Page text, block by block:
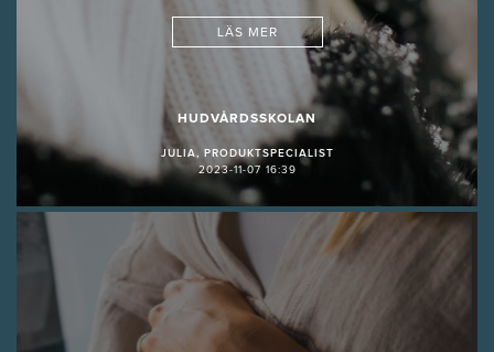
LÄS MER
HUDVÅRDSSKOLAN
JULIA, PRODUKTSPECIALIST
2023-11-07 16:39